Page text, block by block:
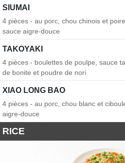
SIUMAI
4 pièces - au porc, chou chinois et
sauce aigre-douce
TAKOYAKI
4 pièces - boulettes de poulpe, sauce
de bonite et poudre de nori
XIAO LONG BAO
4 pièces - au porc, chou blanc et
aigre-douce
RICE